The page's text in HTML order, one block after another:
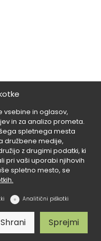
vsebine in oglasov,
in za analizo prometa.
spletnega mesta
družbene medije,
z drugimi podatki, ki
pri vaši uporabi njihovih
spletno mesto, se
Analitični piškotki
Sprejmi
Shrani